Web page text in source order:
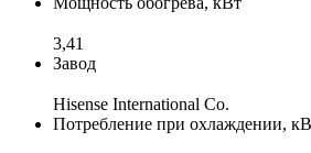
3,41
Завод
Hisense International Co.
Потребление при охлаждении,